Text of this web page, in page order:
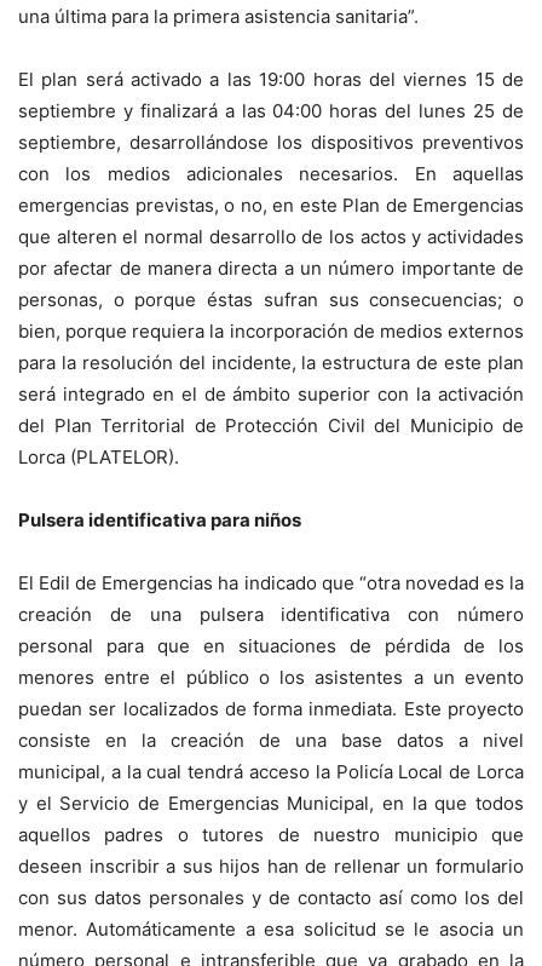
una última para la primera asistencia sanitaria”.
El plan será activado a las 19:00 horas del viernes 15 de
septiembre y finalizará a las 04:00 horas del lunes 25 de
septiembre, desarrollándose los dispositivos preventivos
con los medios adicionales necesarios. En aquellas
emergencias previstas, o no, en este Plan de Emergencias
que alteren el normal desarrollo de los actos y actividades
por afectar de manera directa a un número importante de
personas, o porque éstas sufran sus consecuencias; o
bien, porque requiera la incorporación de medios externos
para la resolución del incidente, la estructura de este plan
será integrado en el de ámbito superior con la activación
del Plan Territorial de Protección Civil del Municipio de
Lorca (PLATELOR).
Pulsera identificativa para niños
El Edil de Emergencias ha indicado que “otra novedad es la
creación de una pulsera identificativa con número
personal para que en situaciones de pérdida de los
menores entre el público o los asistentes a un evento
puedan ser localizados de forma inmediata. Este proyecto
consiste en la creación de una base datos a nivel
municipal, a la cual tendrá acceso la Policía Local de Lorca
y el Servicio de Emergencias Municipal, en la que todos
aquellos padres o tutores de nuestro municipio que
deseen inscribir a sus hijos han de rellenar un formulario
con sus datos personales y de contacto así como los del
menor. Automáticamente a esa solicitud se le asocia un
número personal e intransferible que va grabado en la